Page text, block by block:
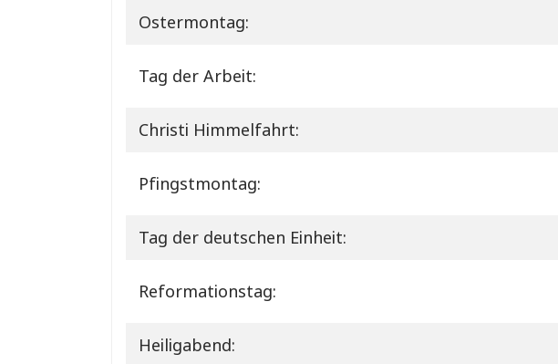
Ostermontag:
Tag der Arbeit:
Christi Himmelfahrt:
Pfingstmontag:
Tag der deutschen Einheit:
Reformationstag:
Heiligabend: